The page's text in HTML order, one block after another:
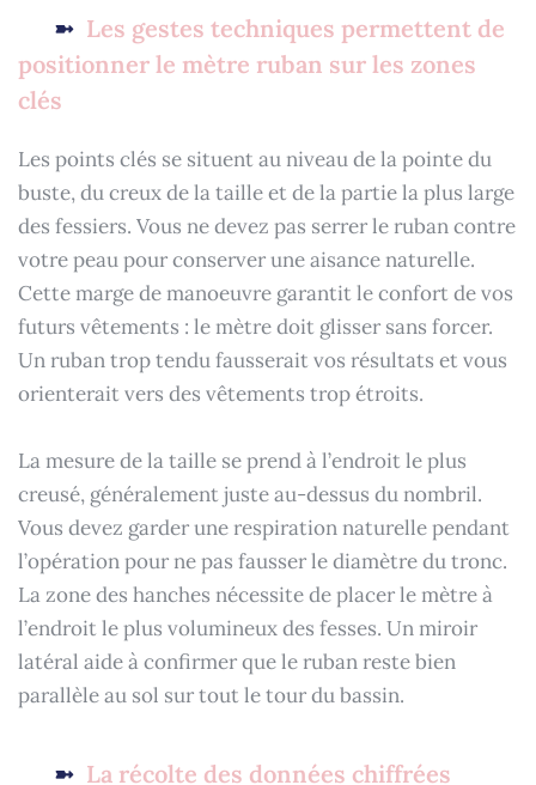
Les gestes techniques permettent de
positionner le mètre ruban sur les zones
clés
Les points clés se situent au niveau de la pointe du
buste, du creux de la taille et de la partie la plus large
des fessiers. Vous ne devez pas serrer le ruban contre
votre peau pour conserver une aisance naturelle.
Cette marge de manoeuvre garantit le confort de vos
futurs vêtements : le mètre doit glisser sans forcer.
Un ruban trop tendu fausserait vos résultats et vous
orienterait vers des vêtements trop étroits.
La mesure de la taille se prend à l’endroit le plus
creusé, généralement juste au-dessus du nombril.
Vous devez garder une respiration naturelle pendant
l’opération pour ne pas fausser le diamètre du tronc.
La zone des hanches nécessite de placer le mètre à
l’endroit le plus volumineux des fesses. Un miroir
latéral aide à confirmer que le ruban reste bien
parallèle au sol sur tout le tour du bassin.
La récolte des données chiffrées